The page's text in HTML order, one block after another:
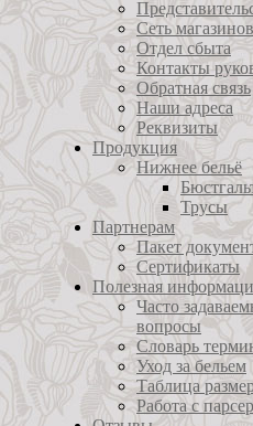
Сеть магазинов
Отдел сбыта
Контакты
Обратная связь
Наши адреса
Реквизиты
Продукция
Нижнее бельё
Трусы
Партнерам
Пакет
Сертификаты
Полезная
Часто
вопросы
Словарь
Уход за бельем
Таблица
Работа с